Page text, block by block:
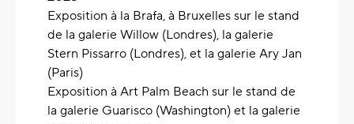
Exposition à la Brafa, à Bruxelles sur le stand
de la galerie Willow (Londres), la galerie
Stern Pissarro (Londres), et la galerie Ary Jan
(Paris)
Exposition à Art Palm Beach sur le stand de
la galerie Guarisco (Washington) et la galerie